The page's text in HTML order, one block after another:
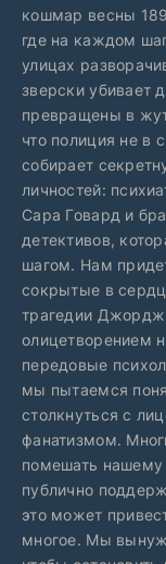
кошмар весны
где на каждом
улицах
зверски убивает
превращены в
что полиция не в
собирает
личностей:
Сара Говард и
детективов,
шагом. Нам
сокрытые в
трагедии
олицетворением
передовые
мы пытаемся
столкнуться с
фанатизмом.
помешать нашему
публично
это может
многое. Мы